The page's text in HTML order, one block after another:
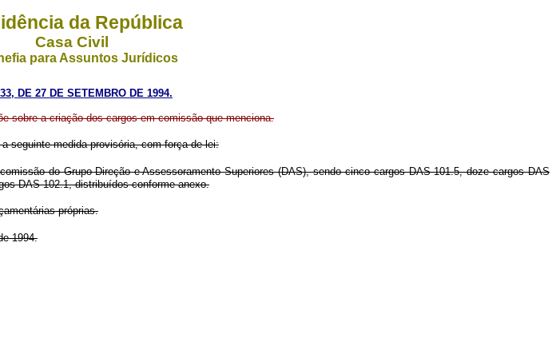
da República
Casa Civil
para Assuntos Jurídicos
DE 27 DE SETEMBRO DE 1994.
sobre a criação dos cargos em comissão que menciona.
seguinte medida provisória, com força de lei:
do Grupo-Direção e Assessoramento Superiores (DAS), sendo cinco cargos DAS 101.5, doze cargos DAS
DAS 102.1, distribuídos conforme anexo.
próprias.
1994.